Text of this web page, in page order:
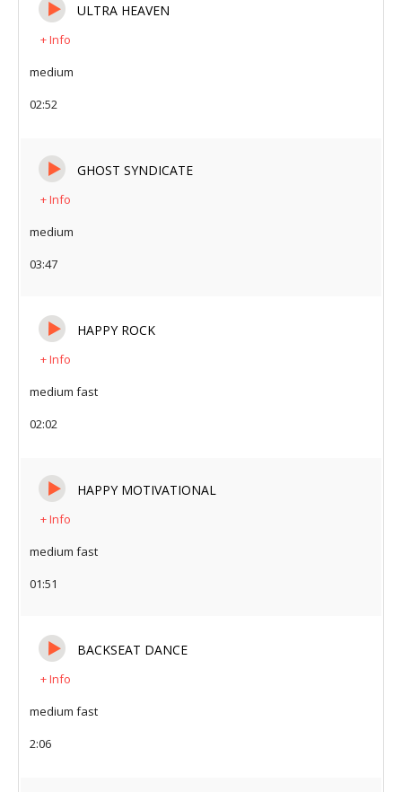
por el ambienteULTRA HEAVEN
+ Info
medium
02:52
GHOST SYNDICATE
+ Info
medium
03:47
HAPPY ROCK
+ Info
medium fast
02:02
HAPPY MOTIVATIONAL
+ Info
medium fast
01:51
BACKSEAT DANCE
+ Info
medium fast
2:06